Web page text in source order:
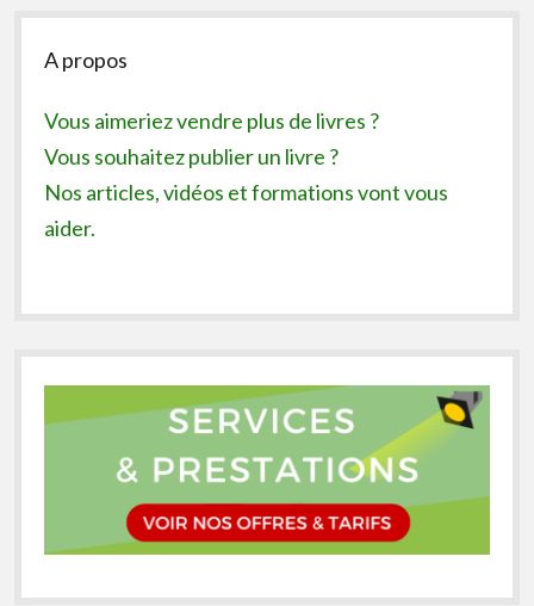
Sidebar
A propos
Vous aimeriez vendre plus de livres ?
Vous souhaitez publier un livre ?
Nos articles, vidéos et formations vont vous
aider.